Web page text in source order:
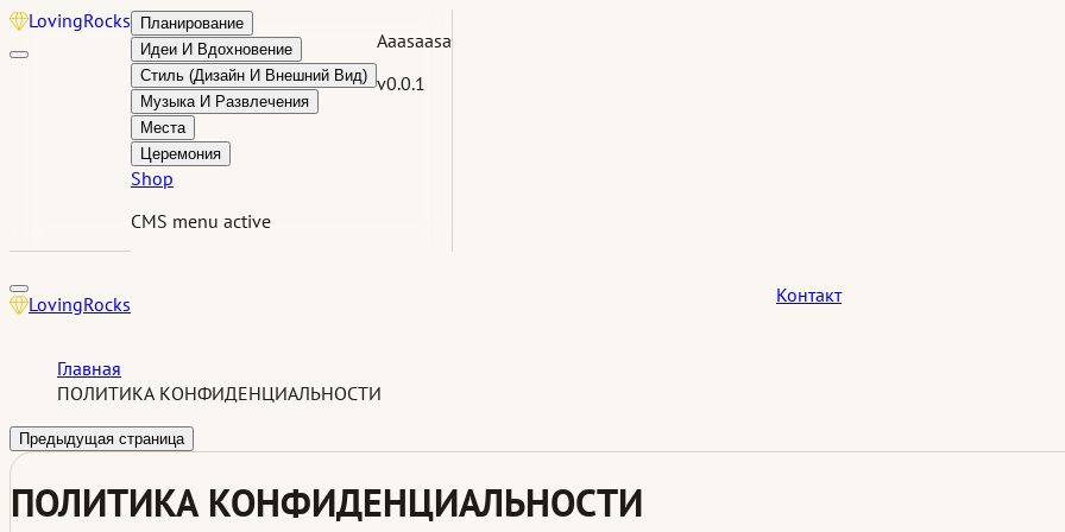
LovingRocks
Планирование
Идеи И Вдохновение
Стиль (Дизайн И Внешний Вид)
Музыка И Развлечения
Места
Церемония
Shop
CMS menu active
Aaasaasa
v0.0.1
LovingRocks Контакт
Главная
ПОЛИТИКА КОНФИДЕНЦИАЛЬНОСТИ
Предыдущая страница
ПОЛИТИКА КОНФИДЕНЦИАЛЬНОСТИ